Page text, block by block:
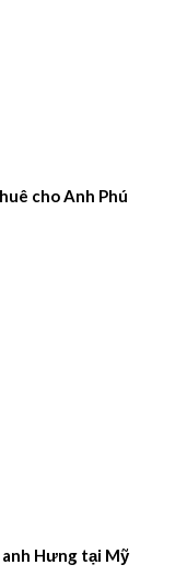
cho Anh Phú
Hưng tại Mỹ